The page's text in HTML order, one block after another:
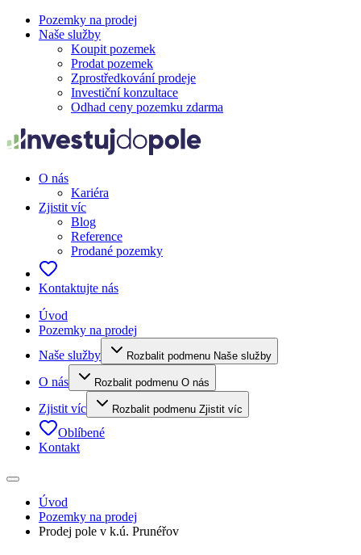
Pozemky na prodej
Naše služby
Koupit pozemek
Prodat pozemek
Zprostředkování prodeje
Investiční konzultace
Odhad ceny pozemku zdarma
O nás
Kariéra
Zjistit víc
Blog
Reference
Prodané pozemky
Kontaktujte nás
Úvod
Pozemky na prodej
Naše služby
Rozbalit podmenu Naše služby
O nás Rozbalit podmenu O nás
Zjistit víc Rozbalit podmenu Zjistit víc
Oblíbené
Kontakt
Úvod
Pozemky na prodej
Prodej pole v k.ú. Prunéřov